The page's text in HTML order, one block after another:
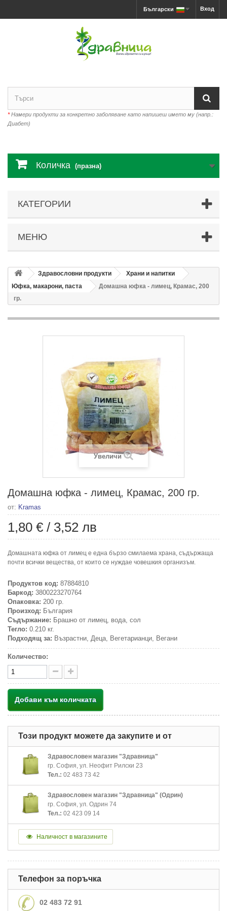
Вход
Български
*Намери продукти за конкретно заболяване като напишеш името му (напр.:
Диабет)
Количка (празна)
КАТЕГОРИИ
МЕНЮ
Здравословни продукти
Храни и напитки
Юфка, макарони, паста
Домашна юфка - лимец, Крамас, 200
гр.
Увеличи
Домашна юфка - лимец, Крамас, 200 гр.
от: Kramas
1,80 € / 3,52 лв
Домашната юфка от лимец е една бързо смилаема храна, съдържаща
почти всички вещества, от които се нуждае човешкия организъм.
Продуктов код: 87884810
Баркод: 3800223270764
Опаковка: 200 гр.
Произход: България
Съдържание: Брашно от лимец, вода, сол
Тегло: 0.210 кг.
Подходящ за: Възрастни, Деца, Вегетарианци, Вегани
Количество:
Добави към количката
Този продукт можете да закупите и от
Здравословен магазин "Здравница"
гр. София, ул. Неофит Рилски 23
Тел.: 02 483 73 42
Здравословен магазин "Здравница" (Одрин)
гр. София, ул. Одрин 74
Тел.: 02 423 09 14
Наличност в магазините
Телефон за поръчка
02 483 72 91